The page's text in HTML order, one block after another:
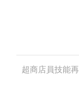
超商店員技能